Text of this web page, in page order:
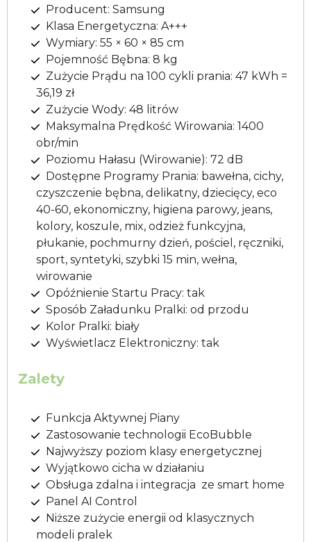
Producent: Samsung
Klasa Energetyczna: A+++
Wymiary: 55 × 60 × 85 cm
Pojemność Bębna: 8 kg
Zużycie Prądu na 100 cykli prania: 47 kWh =
36,19 zł
Zużycie Wody: 48 litrów
Maksymalna Prędkość Wirowania: 1400
obr/min
Poziomu Hałasu (Wirowanie): 72 dB
Dostępne Programy Prania: bawełna, cichy,
czyszczenie bębna, delikatny, dziecięcy, eco
40-60, ekonomiczny, higiena parowy, jeans,
kolory, koszule, mix, odzież funkcyjna,
płukanie, pochmurny dzień, pościel, ręczniki,
sport, syntetyki, szybki 15 min, wełna,
wirowanie
Opóźnienie Startu Pracy: tak
Sposób Załadunku Pralki: od przodu
Kolor Pralki: biały
Wyświetlacz Elektroniczny: tak
Zalety
Funkcja Aktywnej Piany
Zastosowanie technologii EcoBubble
Najwyższy poziom klasy energetycznej
Wyjątkowo cicha w działaniu
Obsługa zdalna i integracja ze smart home
Panel AI Control
Niższe zużycie energii od klasycznych
modeli pralek